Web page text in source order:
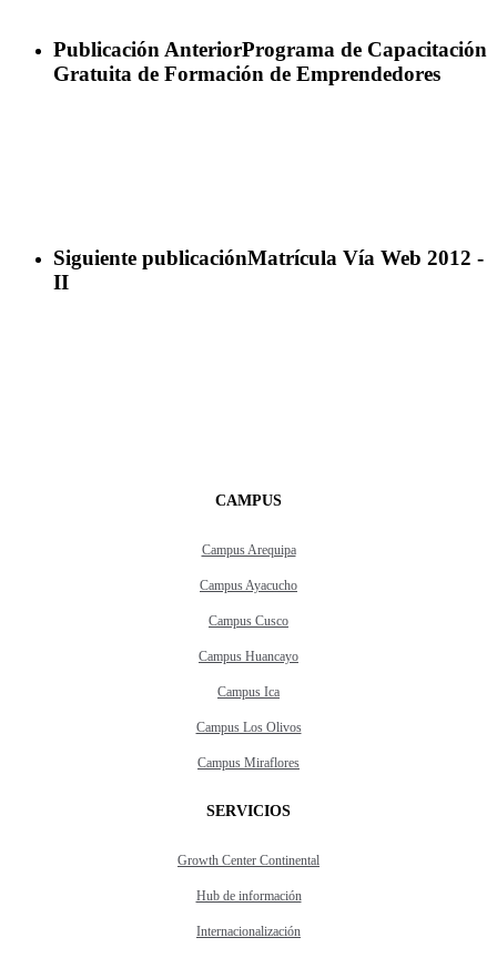
Publicación AnteriorPrograma de Capacitación
Gratuita de Formación de Emprendedores
Siguiente publicaciónMatrícula Vía Web 2012 -
II
CAMPUS
Campus Arequipa
Campus Ayacucho
Campus Cusco
Campus Huancayo
Campus Ica
Campus Los Olivos
Campus Miraflores
SERVICIOS
Growth Center Continental
Hub de información
Internacionalización